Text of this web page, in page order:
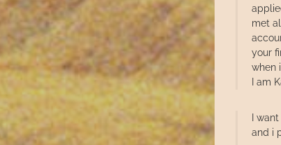
met
your
when
I am
I
and i